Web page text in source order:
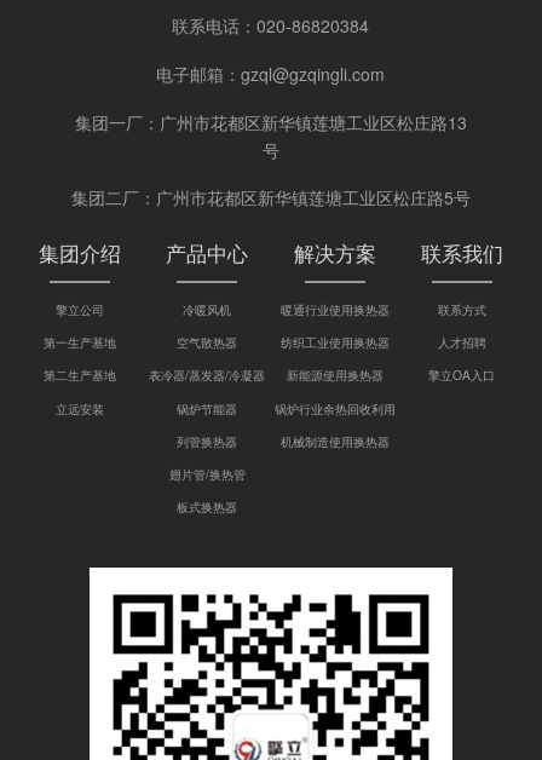
联系电话：020-86820384
电子邮箱：gzql@gzqingli.com
集团一厂：广州市花都区新华镇莲塘工业区松庄路13
号
集团二厂：广州市花都区新华镇莲塘工业区松庄路5号
集团介绍
擎立公司
第一生产基地
第二生产基地
立远安装
产品中心
冷暖风机
空气散热器
表冷器/蒸发器/冷凝器
锅炉节能器
列管换热器
翅片管/换热管
板式换热器
解决方案
暖通行业使用换热器
纺织工业使用换热器
新能源使用换热器
锅炉行业余热回收利用
机械制造使用换热器
联系我们
联系方式
人才招聘
擎立OA入口